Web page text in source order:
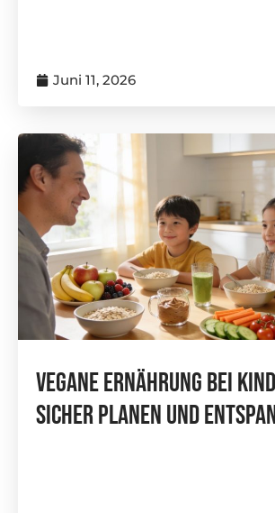
Juni 11, 2026
Vegane Ernährung Bei
Sicher Planen Und